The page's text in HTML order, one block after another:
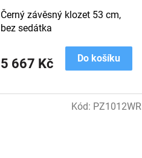
5 667 Kč Do košíku
Černý závěsný klozet 53 cm,
bez sedátka
Kód: PZ1012WR